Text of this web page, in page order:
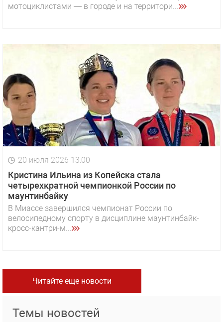
мотоциклистами — в городе и на территори...
20 июля 2026 13:00
Кристина Ильина из Копейска стала
четырехкратной чемпионкой России по
маунтинбайку
В Миассе завершился чемпионат России по
велосипедному спорту в дисциплине маунтинбайк-
кросс-кантри-м...
Читайте еще новости
Темы новостей